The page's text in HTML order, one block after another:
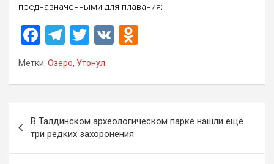
предназначенными для плавания;
F
a
ce
o
o
k
T
el
e
a
m
T
tt
V
kl
ss
Метки: Озеро, Утонул
по
записям
В Талдинском археологическом парке нашли ещё
три редких захоронения